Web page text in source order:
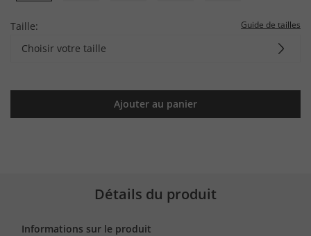
Taille: Guide de tailles
Choisir votre taille
Ajouter au panier
Détails du produit
Informations sur le produit